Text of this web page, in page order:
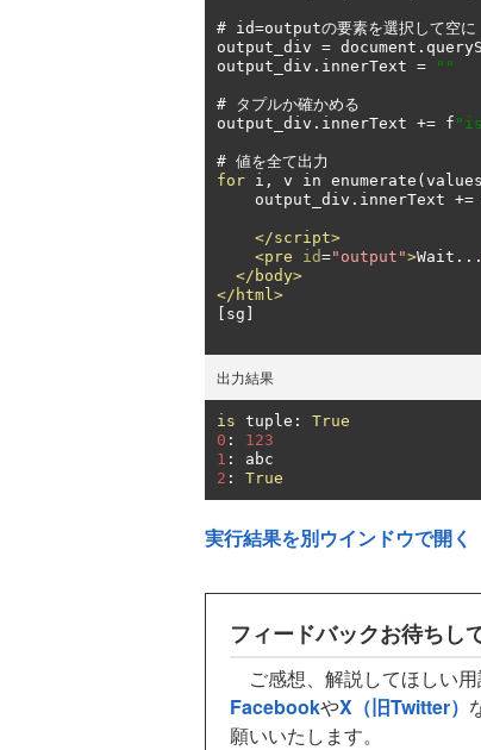
# id=outputの要素を選択して空に
output_div = document .
output_div . innerText = ""
# タプルか確かめる
output_div . innerText += f
# 値を全て出力
for i , v in enumerate ( values
    output_div
. innerText +=
</script>
<pre
id="output">Wait...
</body>
</html>
[sg]
出力結果
is tuple :
True
0 :
123
1 :
2 : True
実行結果を別ウインドウで開く
フィードバックお待ちし
ご感想、解説してほしい用
FacebookやX（旧Twitter）
願いいたします。